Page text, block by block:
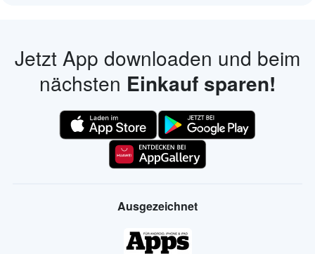
Jetzt App downloaden und beim
nächsten Einkauf sparen!
Ausgezeichnet